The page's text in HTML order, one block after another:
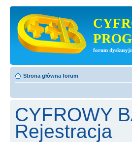
forum
Strona główna forum
CYFROWY
Rejestracja